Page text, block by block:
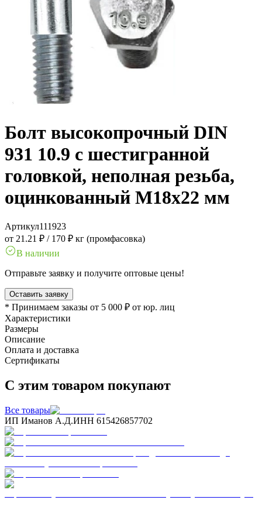
Болт высокопрочный DIN
931 10.9 с шестигранной
головкой, неполная резьба,
оцинкованный M18x22 мм
Артикул111923
от 21.21 ₽ / 170 ₽ кг (промфасовка)
В наличии
Отправьте заявку и получите оптовые цены!
Оставить заявку
* Принимаем заказы от 5 000 ₽ от юр. лиц
Характеристики
Размеры
Описание
Оплата и доставка
Сертификаты
С этим товаром покупают
Все товары
ИП Иманов А.Д.ИНН 615426857702